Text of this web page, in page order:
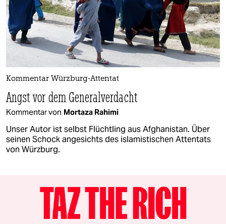
Kommentar Würzburg-Attentat
Angst vor dem Generalverdacht
Kommentar von Mortaza Rahimi
Unser Autor ist selbst Flüchtling aus Afghanistan. Über
seinen Schock angesichts des islamistischen Attentats
von Würzburg.